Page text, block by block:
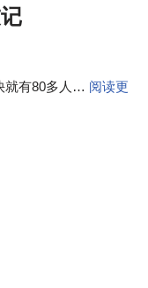
就有80多人… 阅读更